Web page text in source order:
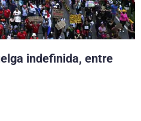
indefinida, entre